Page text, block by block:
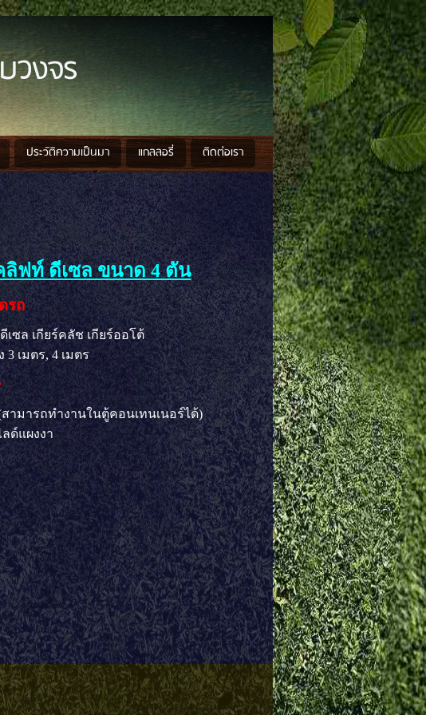
วงจร
ประวัติความเป็นมา แกลลอรี่ ติดต่อเรา
ฟท์ ดีเซล ขนาด 4 ตัน
รถ
เซล เกียร์คลัช เกียร์ออโต้
3 เมตร, 4 เมตร
สามารถทำงานในตู้คอนเทนเนอร์ได้)
ด์แผงงา